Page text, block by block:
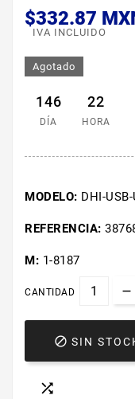
$332.87
IVA INCLUIDO
Agotado
146
DÍA
22
HORA
MODELO: DHI-
REFERENCIA:
M: 1-8187
CANTIDAD
 SIN
